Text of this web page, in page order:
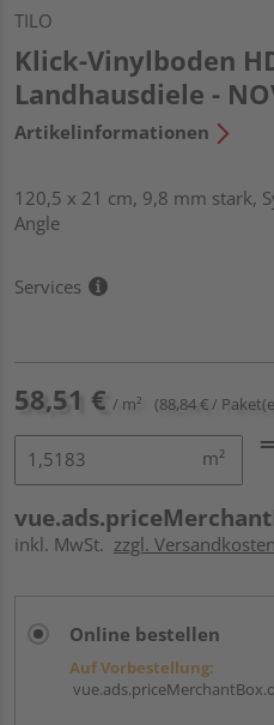
TILO
Klick-Vinylboden
Landhausdiele -
Artikelinformationen
120,5 x 21 cm, 9,8 mm stark,
Angle
Services
58,51 € / m² (88,84 € /
m²
inkl. MwSt. zzgl.
Online bestellen
Auf Vorbestellung: